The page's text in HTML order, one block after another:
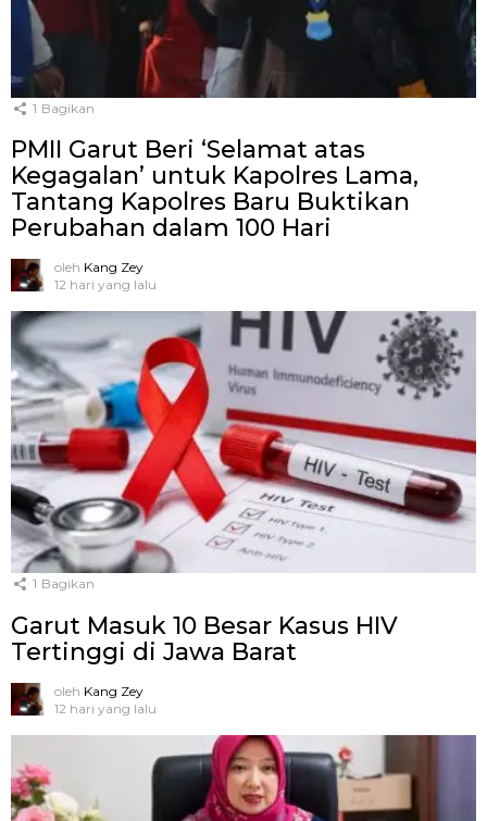
1 Bagikan
PMII Garut Beri ‘Selamat atas
Kegagalan’ untuk Kapolres Lama,
Tantang Kapolres Baru Buktikan
Perubahan dalam 100 Hari
oleh Kang Zey
12 hari yang lalu
1 Bagikan
Garut Masuk 10 Besar Kasus HIV
Tertinggi di Jawa Barat
oleh Kang Zey
12 hari yang lalu